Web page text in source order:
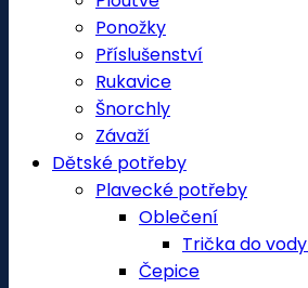
Ponožky
Příslušenství
Rukavice
Šnorchly
Závaží
Dětské potřeby
Plavecké potřeby
Oblečení
Trička do vody
Čepice